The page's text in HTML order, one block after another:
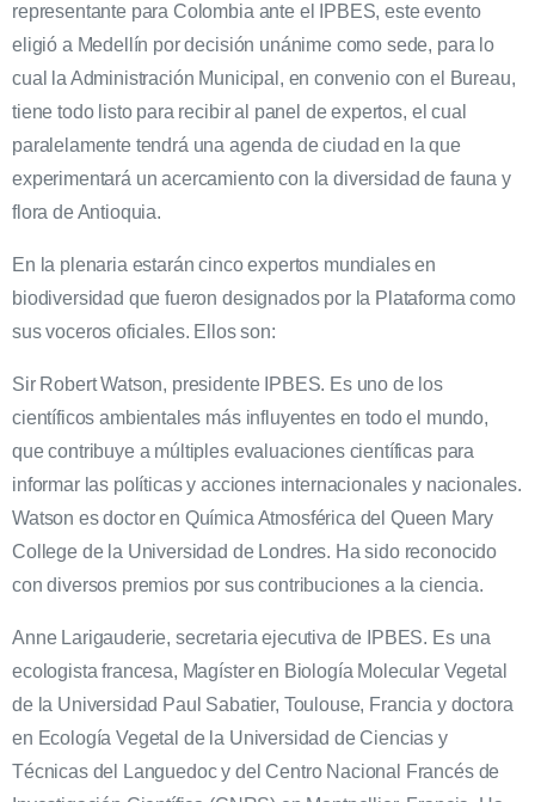
representante para Colombia ante el IPBES, este evento
eligió a Medellín por decisión unánime como sede, para lo
cual la Administración Municipal, en convenio con el Bureau,
tiene todo listo para recibir al panel de expertos, el cual
paralelamente tendrá una agenda de ciudad en la que
experimentará un acercamiento con la diversidad de fauna y
flora de Antioquia.
En la plenaria estarán cinco expertos mundiales en
biodiversidad que fueron designados por la Plataforma como
sus voceros oficiales. Ellos son:
Sir Robert Watson, presidente IPBES. Es uno de los
científicos ambientales más influyentes en todo el mundo,
que contribuye a múltiples evaluaciones científicas para
informar las políticas y acciones internacionales y nacionales.
Watson es doctor en Química Atmosférica del Queen Mary
College de la Universidad de Londres. Ha sido reconocido
con diversos premios por sus contribuciones a la ciencia.
Anne Larigauderie, secretaria ejecutiva de IPBES. Es una
ecologista francesa, Magíster en Biología Molecular Vegetal
de la Universidad Paul Sabatier, Toulouse, Francia y doctora
en Ecología Vegetal de la Universidad de Ciencias y
Técnicas del Languedoc y del Centro Nacional Francés de